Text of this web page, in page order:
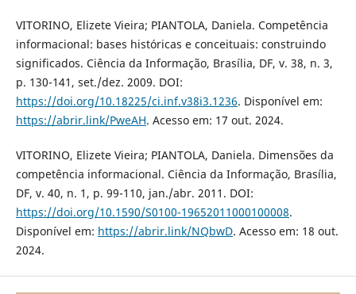
VITORINO, Elizete Vieira; PIANTOLA, Daniela. Competência
informacional: bases históricas e conceituais: construindo
significados. Ciência da Informação, Brasília, DF, v. 38, n. 3,
p. 130-141, set./dez. 2009. DOI:
https://doi.org/10.18225/ci.inf.v38i3.1236. Disponível em:
https://abrir.link/PweAH. Acesso em: 17 out. 2024.
VITORINO, Elizete Vieira; PIANTOLA, Daniela. Dimensões da
competência informacional. Ciência da Informação, Brasília,
DF, v. 40, n. 1, p. 99-110, jan./abr. 2011. DOI:
https://doi.org/10.1590/S0100-19652011000100008.
Disponível em: https://abrir.link/NQbwD. Acesso em: 18 out.
2024.